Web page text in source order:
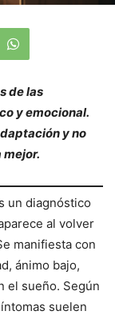
de las
y emocional.
y no
un diagnóstico
al volver
manifiesta con
ánimo bajo,
el sueño. Según
suelen